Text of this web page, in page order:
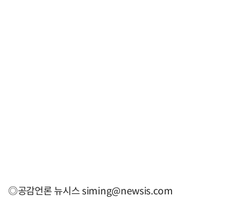
◎공감언론 뉴시스siming@newsis.com